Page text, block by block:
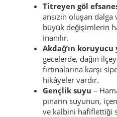
Titreyen göl
ansızın oluşan
büyük değişimlerin
inanılır.
Akdağ’ın koruyucu
gecelerde, dağın
fırtınalarına karşı
hikâyeler vardır.
Gençlik suyu –
pınarın suyunun,
ve kalbini hafiflettiği